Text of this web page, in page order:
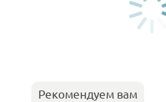
Рекомендуем вам